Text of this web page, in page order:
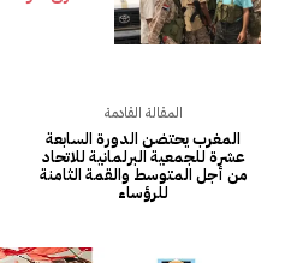
المقالة القادمة
المغرب يحتضن الدورة السابعة
عشرة للجمعية البرلمانية للاتحاد
من أجل المتوسط والقمة الثامنة
للرؤساء